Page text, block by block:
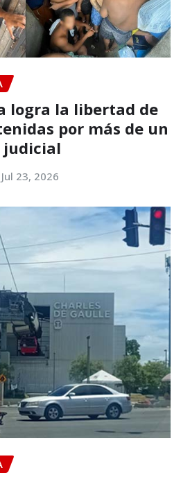
logra la libertad de
por más de un
judicial
Jul 23, 2026